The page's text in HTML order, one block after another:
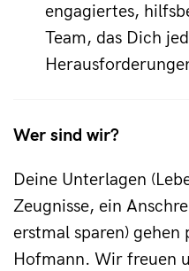
engagiertes,
Team, das Dich
Wer sind wir?
Deine Unterlagen
Zeugnisse, ein
erstmal sparen) gehen
Hofmann. Wir freuen